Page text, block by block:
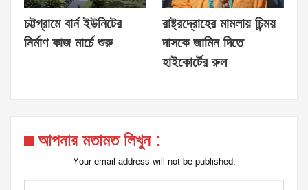
চট্টগ্রামে বার্ন ইউনিটের
নির্মাণ কাজ মার্চে শুরু
রাষ্ট্রদ্রোহের মামলায় চিন্ময়
দাসকে জামিন দিতে
হাইকোর্টের রুল
আপনার মতামত লিখুন :
Your email address will not be published.